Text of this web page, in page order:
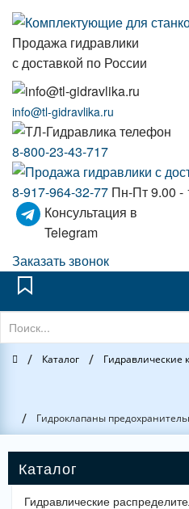
Продажа гидравлики
с доставкой по России
info@tl-gidravlika.ru
8-800-23-43-717
8-917-964-32-77 Пн-Пт 9.00 -
Консультация в
Telegram
Заказать звонок
Главная
/ Каталог / Гидравлические
/ Гидроклапаны
Гидравлические